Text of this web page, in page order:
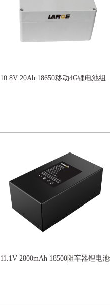
10.8V 20Ah 18650移动4G锂电池组
11.1V 2800mAh 18500阻车器锂电